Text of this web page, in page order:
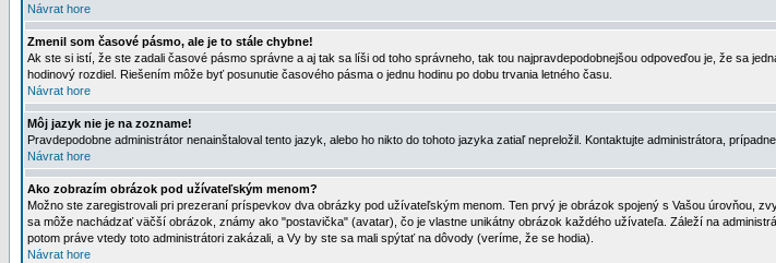
Návrat hore
Zmenil som časové pásmo, ale je to stále chybne!
Ak ste si istí, že ste zadali časové pásmo správne a aj tak sa líši od toho správneho, tak tou najpravdepodobnejšou odpoveďou je, že sa
hodinový rozdiel. Riešením môže byť posunutie časového pásma o jednu hodinu po dobu trvania letného času.
Návrat hore
Môj jazyk nie je na zozname!
Pravdepodobne administrátor nenainštaloval tento jazyk, alebo ho nikto do tohoto jazyka zatiaľ nepreložil. Kontaktujte administrátora,
Návrat hore
Ako zobrazím obrázok pod užívateľským menom?
Možno ste zaregistrovali pri prezeraní príspevkov dva obrázky pod užívateľským menom. Ten prvý je obrázok spojený s Vašou úrovňou,
sa môže nachádzať väčší obrázok, známy ako "postavička" (avatar), čo je vlastne unikátny obrázok každého užívateľa. Záleží na
potom práve vtedy toto administrátori zakázali, a Vy by ste sa mali spýtať na dôvody (veríme, že se hodia).
Návrat hore